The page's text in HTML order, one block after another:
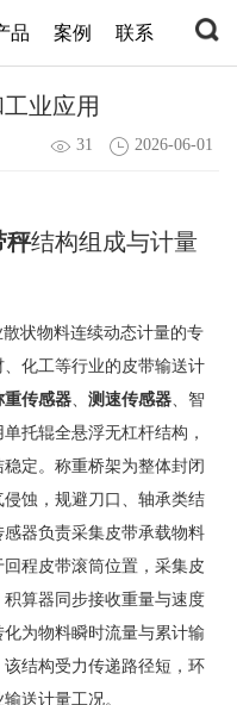
品 案例 联系
业应用
31 2026-06-01
秤结构组成与计量
状物料连续动态计量的专
化工等行业的皮带输送计
重传感器 测速传感器 、智
托辊全悬浮无杠杆结构，
定。称重桥架为整体封闭
蚀，规避刀口、轴承类结
器负责采集皮带承载物料
程皮带滚筒位置，采集皮
算器同步接收重量与速度
为物料瞬时流量与累计输
结构受力传递路径短，环
送计量工况。